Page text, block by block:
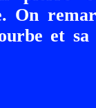
On
et